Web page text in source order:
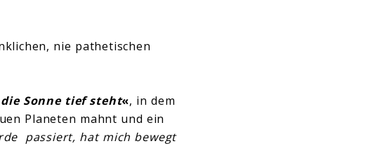
nie pathetischen
die Sonne tief steht«, in dem
Planeten mahnt und ein
passiert, hat mich bewegt